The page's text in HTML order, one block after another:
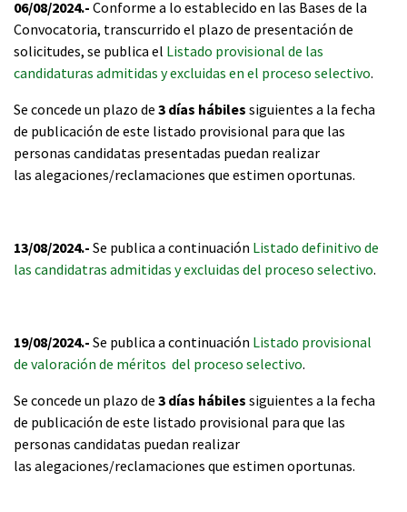
06/08/2024.- Conforme a lo establecido en las Bases de la
Convocatoria, transcurrido el plazo de presentación de
solicitudes, se publica el Listado provisional de las
candidaturas admitidas y excluidas en el proceso selectivo.
Se concede un plazo de 3 días hábiles siguientes a la fecha
de publicación de este listado provisional para que las
personas candidatas presentadas puedan realizar
las alegaciones/reclamaciones que estimen oportunas.
13/08/2024.- Se publica a continuación Listado definitivo de
las candidatras admitidas y excluidas del proceso selectivo.
19/08/2024.- Se publica a continuación Listado provisional
de valoración de méritos del proceso selectivo.
Se concede un plazo de 3 días hábiles siguientes a la fecha
de publicación de este listado provisional para que las
personas candidatas puedan realizar
las alegaciones/reclamaciones que estimen oportunas.